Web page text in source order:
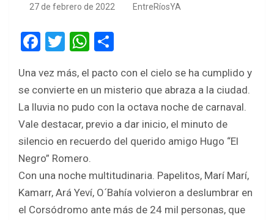
27 de febrero de 2022 EntreRíosYA
F
ce
b
o
o
k
T
tt
er
W
at
s
A
p
p
ar
e
Una vez más, el pacto con el cielo se ha cumplido y
se convierte en un misterio que abraza a la ciudad.
La lluvia no pudo con la octava noche de carnaval.
Vale destacar, previo a dar inicio, el minuto de
silencio en recuerdo del querido amigo Hugo “El
Negro” Romero.
Con una noche multitudinaria. Papelitos, Marí Marí,
Kamarr, Ará Yeví, O´Bahía volvieron a deslumbrar en
el Corsódromo ante más de 24 mil personas, que